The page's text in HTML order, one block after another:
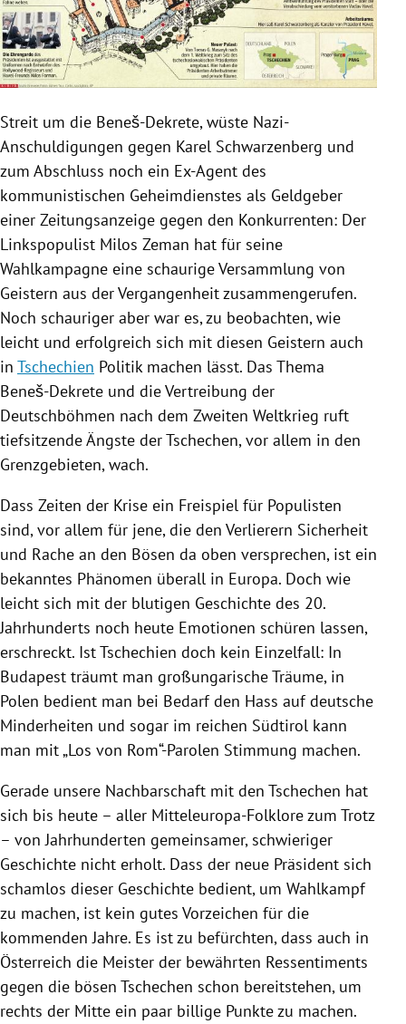
Streit um die Beneš-Dekrete, wüste Nazi-
Anschuldigungen gegen Karel Schwarzenberg und
zum Abschluss noch ein Ex-Agent des
kommunistischen Geheimdienstes als Geldgeber
einer Zeitungsanzeige gegen den Konkurrenten: Der
Linkspopulist Milos Zeman hat für seine
Wahlkampagne eine schaurige Versammlung von
Geistern aus der Vergangenheit zusammengerufen.
Noch schauriger aber war es, zu beobachten, wie
leicht und erfolgreich sich mit diesen Geistern auch
in Tschechien Politik machen lässt. Das Thema
Beneš-Dekrete und die Vertreibung der
Deutschböhmen nach dem Zweiten Weltkrieg ruft
tiefsitzende Ängste der Tschechen, vor allem in den
Grenzgebieten, wach.
Dass Zeiten der Krise ein Freispiel für Populisten
sind, vor allem für jene, die den Verlierern Sicherheit
und Rache an den Bösen da oben versprechen, ist ein
bekanntes Phänomen überall in Europa. Doch wie
leicht sich mit der blutigen Geschichte des 20.
Jahrhunderts noch heute Emotionen schüren lassen,
erschreckt. IstTschechien doch kein Einzelfall: In
Budapest träumt man großungarische Träume, in
Polen bedient man bei Bedarf den Hass auf deutsche
Minderheiten und sogar im reichen Südtirol kann
man mit „Los von Rom“-Parolen Stimmung machen.
Gerade unsere Nachbarschaft mit den Tschechen hat
sich bis heute – aller Mitteleuropa-Folklore zum Trotz
– von Jahrhunderten gemeinsamer, schwieriger
Geschichte nicht erholt. Dass der neue Präsident sich
schamlos dieser Geschichte bedient, um Wahlkampf
zu machen, ist kein gutes Vorzeichen für die
kommenden Jahre. Es ist zu befürchten, dass auch in
Österreich die Meister der bewährten Ressentiments
gegen die bösen Tschechen schon bereitstehen, um
rechts der Mitte ein paar billige Punkte zu machen.